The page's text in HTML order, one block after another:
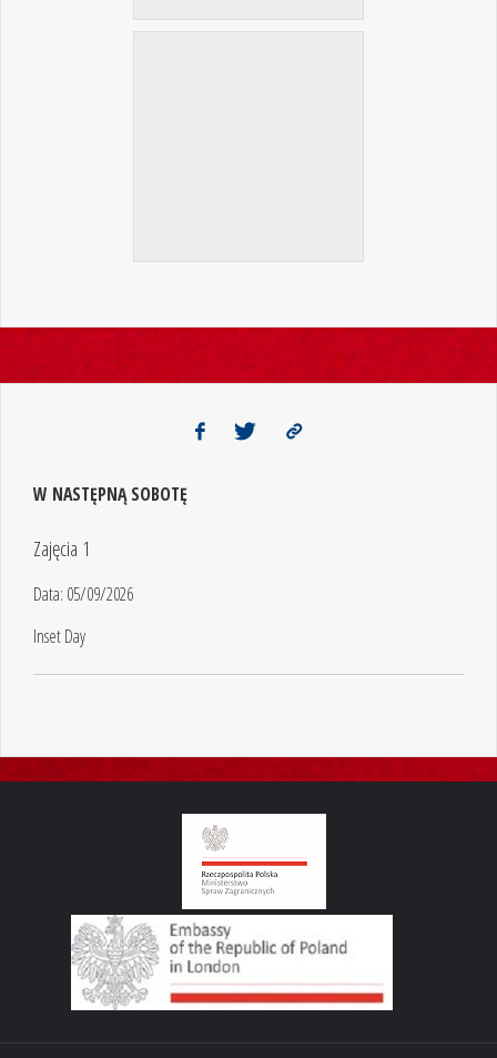
W NASTĘPNĄ SOBOTĘ
Zajęcia 1
Data: 05/09/2026
Inset Day